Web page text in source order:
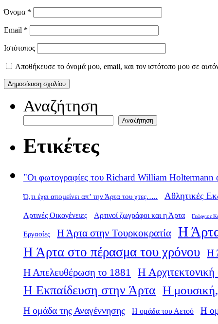
Όνομα *
Email *
Ιστότοπος
Αποθήκευσε το όνομά μου, email, και τον ιστότοπο μου σε
Αναζήτηση
Αναζήτηση
Ετικέτες
"Οι φωτογραφίες του Richard William Holtermann
Ό,τι έχει απομείνει απ’ την Άρτα του χτες….. Αθλητικές
Αρτινές Οικογένειες Αρτινοί ζωγράφοι και η Άρτα Γεώργιος
Εργασίες Η Άρτα στην Τουρκοκρατία Η
Η Άρτα στο πέρασμα του χρόνου Η
Η Απελευθέρωση το 1881
Η
Η Εκπαίδευση στην Άρτα Η μουσική,
Η ομάδα της Αναγέννησης Η ομάδα του Αετού Η